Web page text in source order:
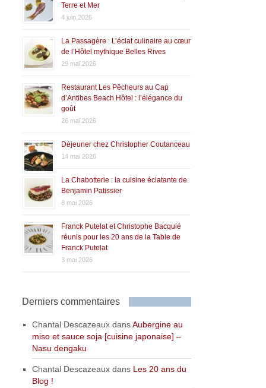
Terre et Mer
4 juin 2026
La Passagère : L’éclat culinaire au cœur
de l’Hôtel mythique Belles Rives
29 mai 2026
Restaurant Les Pêcheurs au Cap
d’Antibes Beach Hôtel : l’élégance du
goût
26 mai 2026
Déjeuner chez Christopher Coutanceau
14 mai 2026
La Chabotterie : la cuisine éclatante de
Benjamin Patissier
8 mai 2026
Franck Putelat et Christophe Bacquié
réunis pour les 20 ans de la Table de
Franck Putelat
3 mai 2026
Derniers commentaires
Chantal Descazeaux dansAubergine au
miso et sauce soja [cuisine japonaise] –
Nasu dengaku
Chantal Descazeaux dans Les 20 ans du
Blog !